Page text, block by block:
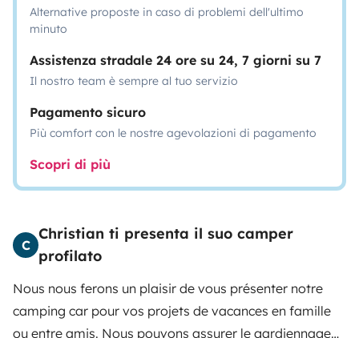
Alternative proposte in caso di problemi dell'ultimo
minuto
Assistenza stradale 24 ore su 24, 7 giorni su 7
Il nostro team è sempre al tuo servizio
Pagamento sicuro
Più comfort con le nostre agevolazioni di pagamento
Scopri di più
C
Christian ti presenta il suo camper
profilato
Nous nous ferons un plaisir de vous présenter notre
camping car pour vos projets de vacances en famille
ou entre amis. Nous pouvons assurer le gardiennage